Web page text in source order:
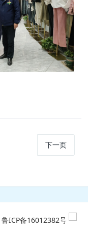
下一页
鲁ICP备16012382号